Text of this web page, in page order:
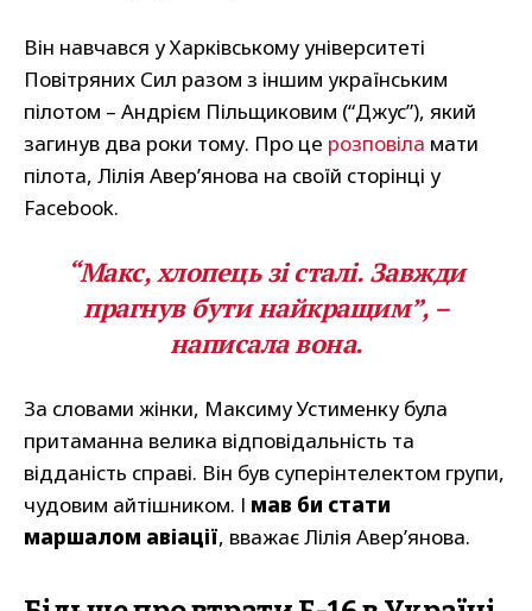
Він навчався у Харківському університеті
Повітряних Сил разом з іншим українським
пілотом – Андрієм Пільщиковим (“Джус”), який
загинув два роки тому. Про це розповіла мати
пілота, Лілія Авер’янова на своїй сторінці у
Facebook.
“Макс, хлопець зі сталі. Завжди
прагнув бути найкращим”, –
написала вона.
За словами жінки, Максиму Устименку була
притаманна велика відповідальність та
відданість справі. Він був суперінтелектом групи,
чудовим айтішником. І мав би стати
маршалом авіації, вважає Лілія Авер’янова.